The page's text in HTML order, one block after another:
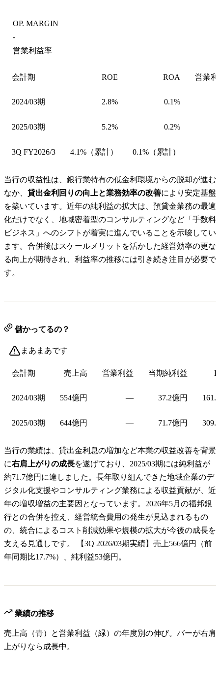
OP. MARGIN
-
営業利益率
会計期 ROE ROA 営業
2024/03期 2.8% 0.1%
2025/03期 5.2% 0.2%
3Q FY2026/3 4.1%（累計） 0.1%（累計）
当行の収益性は、銀行業特有の低金利環境からの脱却が進む
なか、 貸出金利回りの向上と業務効率の改善により安定基盤
を築いています。近年の純利益の拡大は、預貸金業務の最適
化だけでなく、地域密着型のコンサルティングなど「手数料
ビジネス」へのシフトが着実に進んでいることを示唆してい
ます。合併後はスケールメリットを活かした経営効率の更な
る向上が期待され、利益率の推移には引き続き注目が必要で
す。
儲かってるの？
まあまあです
会計期 売上高 営業利益 当期純利益
2024/03期 554億円 — 37.2億円
2025/03期 644億円 — 71.7億円
当行の業績は、貸出金利息の増加など本業の収益改善を背景
に右肩上がりの成長を遂げており、2025/03期には純利益が
約71.7億円に達しました。長年取り組んできた地域企業のデ
ジタル化支援やコンサルティング業務による収益貢献が、近
年の増収増益の主要因となっています。2026年5月の福邦銀
行との合併を控え、経営統合費用の発生が見込まれるもの
の、統合によるコスト削減効果や規模の拡大が今後の成長を
支える見通しです。 【3Q 2026/03期実績】売上566億円（前
年同期比17.7%）、純利益53億円。
業績の推移
売上高（青）と営業利益（緑）の年度別の伸び。バーが右肩
上がりなら成長中。